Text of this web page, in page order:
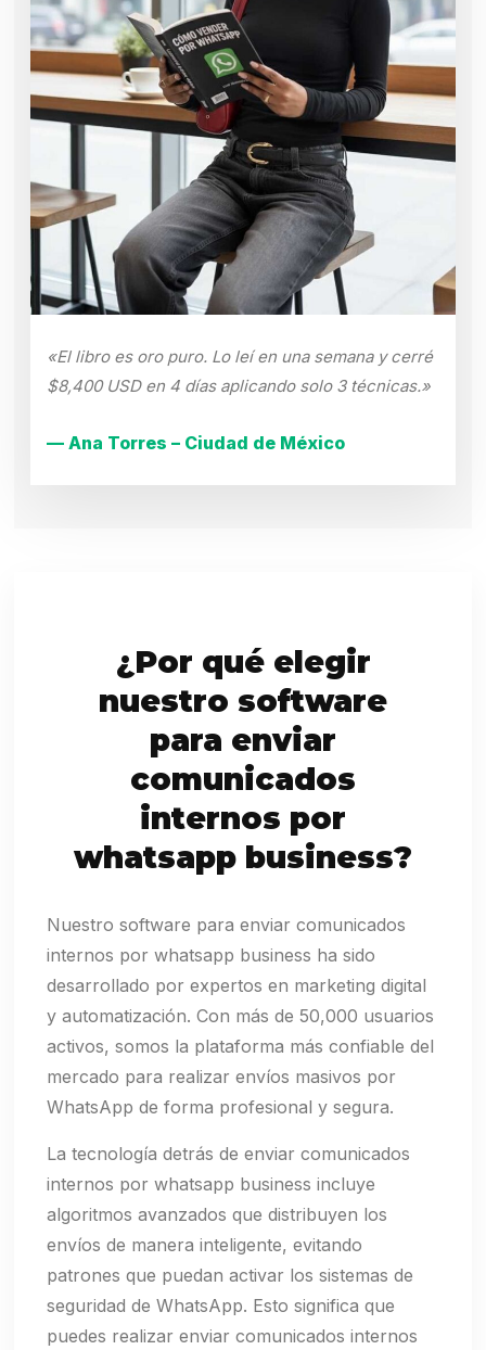
«El libro es oro puro. Lo leí en una semana y cerré
$8,400 USD en 4 días aplicando solo 3 técnicas.»
— Ana Torres – Ciudad de México
¿Por qué elegir
nuestro software
para enviar
comunicados
internos por
whatsapp business?
Nuestro software para enviar comunicados
internos por whatsapp business ha sido
desarrollado por expertos en marketing digital
y automatización. Con más de 50,000 usuarios
activos, somos la plataforma más confiable del
mercado para realizar envíos masivos por
WhatsApp de forma profesional y segura.
La tecnología detrás de enviar comunicados
internos por whatsapp business incluye
algoritmos avanzados que distribuyen los
envíos de manera inteligente, evitando
patrones que puedan activar los sistemas de
seguridad de WhatsApp. Esto significa que
puedes realizar enviar comunicados internos